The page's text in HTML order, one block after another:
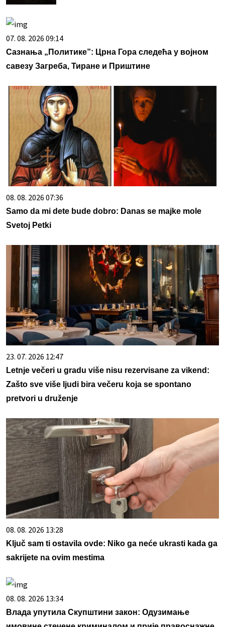
07. 08. 2026 09:14
Сазнања „Политике”: Црна Гора следећа у војном
савезу Загреба, Тиране и Приштине
08. 08. 2026 07:36
Samo da mi dete bude dobro: Danas se majke mole
Svetoj Petki
23. 07. 2026 12:47
Letnje večeri u gradu više nisu rezervisane za vikend:
Zašto sve više ljudi bira večeru koja se spontano
pretvori u druženje
08. 08. 2026 13:28
Ključ sam ti ostavila ovde: Niko ga neće ukrasti kada ga
sakrijete na ovim mestima
08. 08. 2026 13:34
Влада упутила Скупштини закон: Одузимање